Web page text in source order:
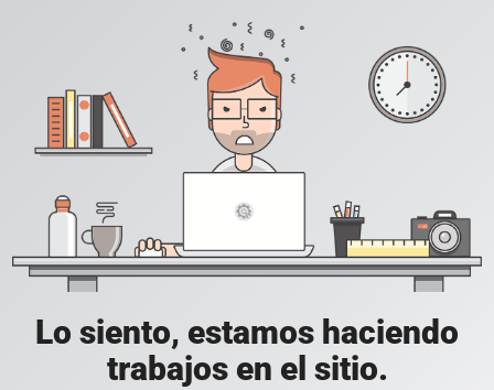
Lo siento, estamos haciendo
trabajos en el sitio.